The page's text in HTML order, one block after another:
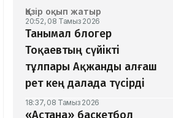
Қазір оқып жатыр
20:52, 08 Тамыз 2026
Танымал блогер
Тоқаевтың сүйікті
тұлпары Ақжанды алғаш
рет кең далада түсірді
18:37, 08 Тамыз 2026
«Астана» баскетбол